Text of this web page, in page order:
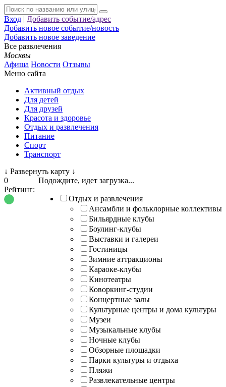
Вход | Добавить событие/адрес
Добавить новое событие/новость
Добавить новое заведение
Все развлечения
Москвы
Афиша Новости Отзывы
Меню сайта
Активный отдых
Для детей
Для друзей
Красота и здоровье
Отдых и развлечения
Питание
Спорт
Транспорт
↓ Развернуть карту ↓
Подождите, идет загрузка...
Отдых и развлечения
Ансамбли и фольклорные коллективы
Бильярдные клубы
Боулинг-клубы
Выставки и галереи
Гостиницы
Зимние аттракционы
Караоке-клубы
Кинотеатры
Коворкинг-студии
Концертные залы
Культурные центры и дома культуры
Музеи
Музыкальные клубы
Ночные клубы
Обзорные площадки
Парки культуры и отдыха
Пляжи
Развлекательные центры
0
Рейтинг: